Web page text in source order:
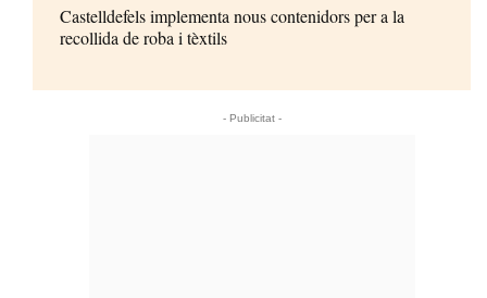
Castelldefels implementa nous contenidors per a la
recollida de roba i tèxtils
- Publicitat -